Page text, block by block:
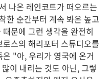
나온 레인코트가 떠오르는
한 순간부터 계속 봐온 높고
문에 그런 생각을 완전히
스의 해리포터 스튜디오를
"아, 우리가 영국에 온거
이 내리는 것도 아닌, 그렇